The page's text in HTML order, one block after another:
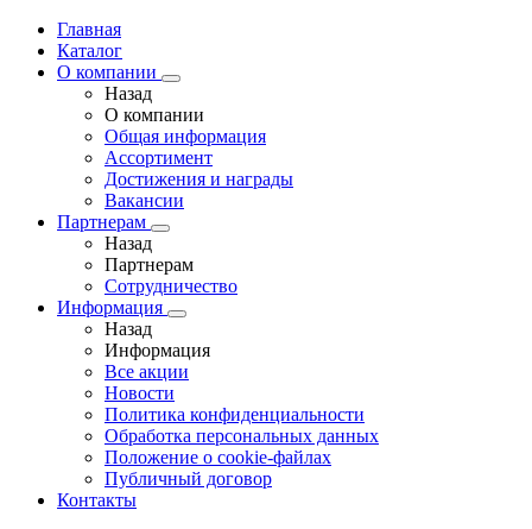
Главная
Каталог
О компании
Назад
О компании
Общая информация
Ассортимент
Достижения и награды
Вакансии
Партнерам
Назад
Партнерам
Сотрудничество
Информация
Назад
Информация
Все акции
Новости
Политика конфиденциальности
Обработка персональных данных
Положение о cookie-файлах
Публичный договор
Контакты